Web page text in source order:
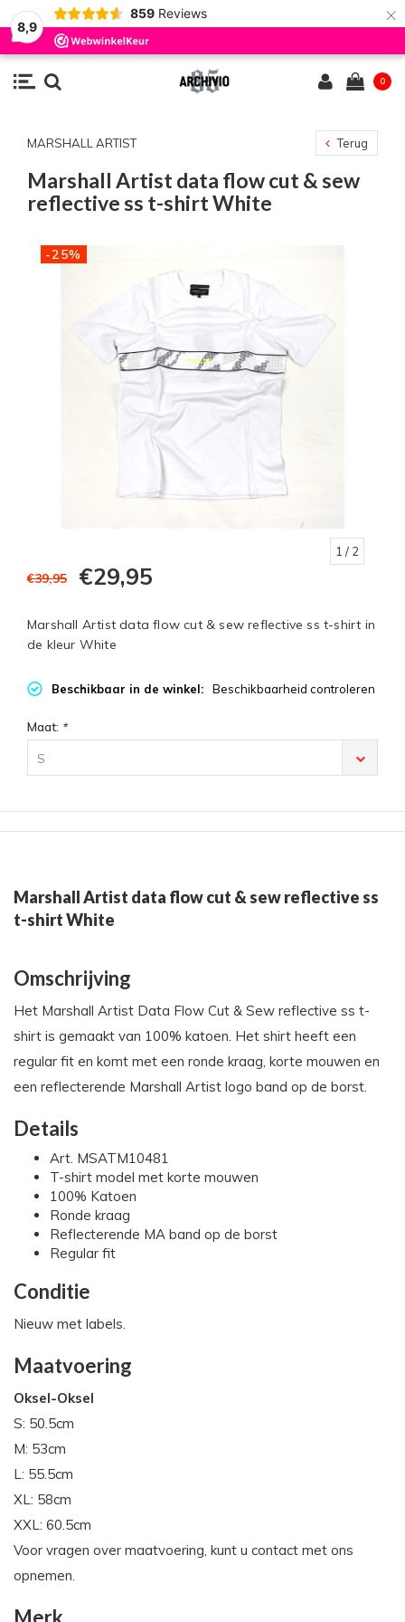
8,9
859 Reviews ×
0
MARSHALL ARTIST Terug
Marshall Artist data flow cut & sew
reflective ss t-shirt White
-25%
1 / 2
€39,95 €29,95
Marshall Artist data flow cut & sew reflective ss t-shirt in
de kleur White
Beschikbaar in de winkel: Beschikbaarheid controleren
Maat: *
S
Marshall Artist data flow cut & sew reflective ss
t-shirt White
Omschrijving
Het Marshall Artist Data Flow Cut & Sew reflective ss t-
shirt is gemaakt van 100% katoen. Het shirt heeft een
regular fit en komt met een ronde kraag, korte mouwen en
een reflecterende Marshall Artist logo band op de borst.
Details
Art. MSATM10481
T-shirt model met korte mouwen
100% Katoen
Ronde kraag
Reflecterende MA band op de borst
Regular fit
Conditie
Nieuw met labels.
Maatvoering
Oksel-Oksel
S: 50.5cm
M: 53cm
L: 55.5cm
XL: 58cm
XXL: 60.5cm
Voor vragen over maatvoering, kunt u contact met ons
opnemen.